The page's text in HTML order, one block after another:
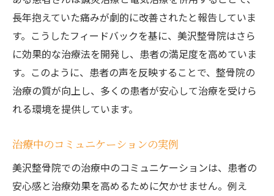
長年抱えていた痛みが劇的に改善されたと報告していま
す。こうしたフィードバックを基に、美沢整骨院はさら
に効果的な治療法を開発し、患者の満足度を高めていま
す。このように、患者の声を反映することで、整骨院の
治療の質が向上し、多くの患者が安心して治療を受けら
れる環境を提供しています。
治療中のコミュニケーションの実例
美沢整骨院での治療中のコミュニケーションは、患者の
安心感と治療効果を高めるために欠かせません。例え